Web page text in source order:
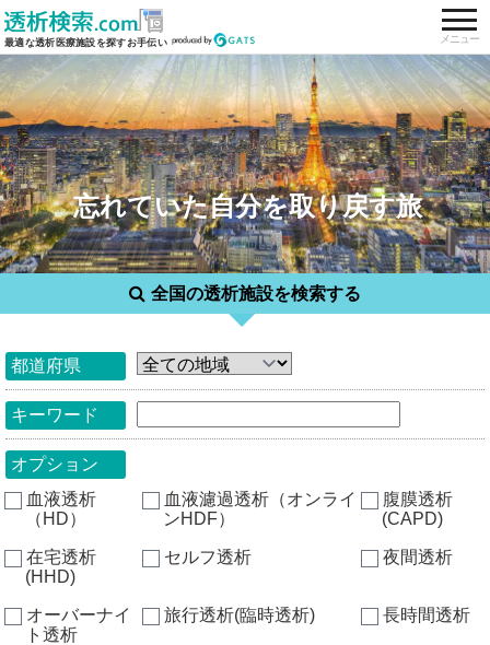
最適な透析医療施設を探すお手伝い メニュー
忘れていた自分を取り戻す旅
全国の透析施設を検索する
都道府県
キーワード
オプション
血液透析
（HD）
血液濾過透析（オンライ
ンHDF）
腹膜透析
(CAPD)
在宅透析
(HHD)
セルフ透析 夜間透析
オーバーナイ
ト透析
旅行透析(臨時透析) 長時間透析